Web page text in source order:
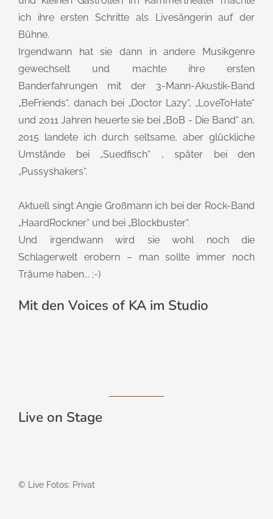
ich ihre ersten Schritte als Livesängerin auf der
Bühne.
Irgendwann hat sie dann in andere Musikgenre
gewechselt und machte ihre ersten
Banderfahrungen mit der 3-Mann-Akustik-Band
„BeFriends“, danach bei „Doctor Lazy“, „LoveToHate“
und 2011 Jahren heuerte sie bei „BoB - Die Band“ an,
2015 landete ich durch seltsame, aber glückliche
Umstände bei „Suedfisch“ , später bei den
„Pussyshakers“.
Aktuell singt Angie Großmann ich bei der Rock-Band
„HaardRockner“ und bei „Blockbuster“.
Und irgendwann wird sie wohl noch die
Schlagerwelt erobern – man sollte immer noch
Träume haben... ;-)
Mit den Voices of KA im Studio
Live on Stage
© Live Fotos: Privat